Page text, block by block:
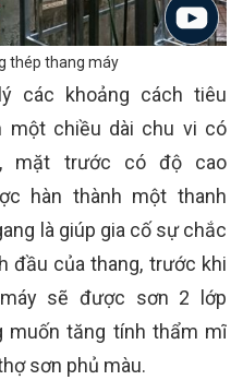
thép thang máy
các khoảng cách tiêu
một chiều dài chu vi có
mặt trước có độ cao
hàn thành một thanh
là giúp gia cố sự chắc
đầu của thang, trước khi
sẽ được sơn 2 lớp
muốn tăng tính thẩm mĩ
sơn phủ màu.